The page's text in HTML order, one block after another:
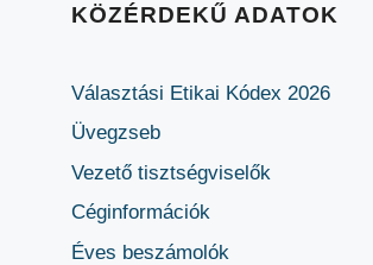
KÖZÉRDEKŰ ADATOK
Választási Etikai Kódex 2026
Üvegzseb
Vezető tisztségviselők
Céginformációk
Éves beszámolók